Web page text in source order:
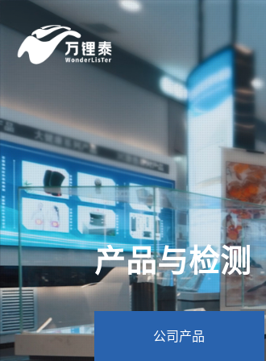
产品与检测
公司产品